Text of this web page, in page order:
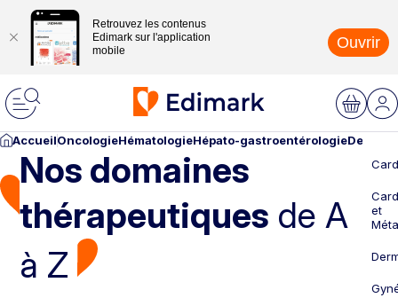
Retrouvez les contenus
Edimark sur l'application
mobile
Ouvrir
AccueilOncologieHématologieHépato-gastroentérologie
Nos domaines
thérapeutiques de A
à Z
et